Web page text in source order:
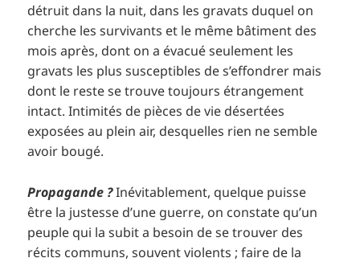
détruit dans la nuit, dans les gravats duquel on
cherche les survivants et le même bâtiment des
mois après, dont on a évacué seulement les
gravats les plus susceptibles de s’effondrer mais
dont le reste se trouve toujours étrangement
intact. Intimités de pièces de vie désertées
exposées au plein air, desquelles rien ne semble
avoir bougé.
Propagande ?Inévitablement, quelque puisse
être la justesse d’une guerre, on constate qu’un
peuple qui la subit a besoin de se trouver des
récits communs, souvent violents ; faire de la